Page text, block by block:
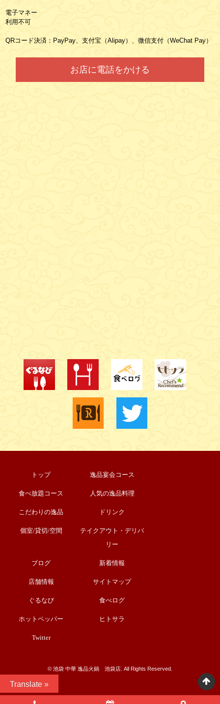
電子マネー
利用不可
QRコード決済：PayPay、支付宝（Alipay）、微信支付（WeChat Pay）
お店に電話をかける
トップ 逸品宴会コース
食べ放題コース 人気の逸品料理
こだわりの逸品 ドリンク
個室/貸切/空間
テイクアウト・デリバ
リー
ブログ 新着情報
店舗情報 サイトマップ
ぐるなび 食べログ
ホットペッパー ヒトサラ
Twitter
©︎ 池袋 中華 逸品火鍋 池袋店. All Rights Reserved.
Translate »